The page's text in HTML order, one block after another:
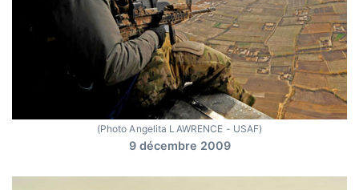
(Photo Angelita LAWRENCE - USAF)
9 décembre 2009